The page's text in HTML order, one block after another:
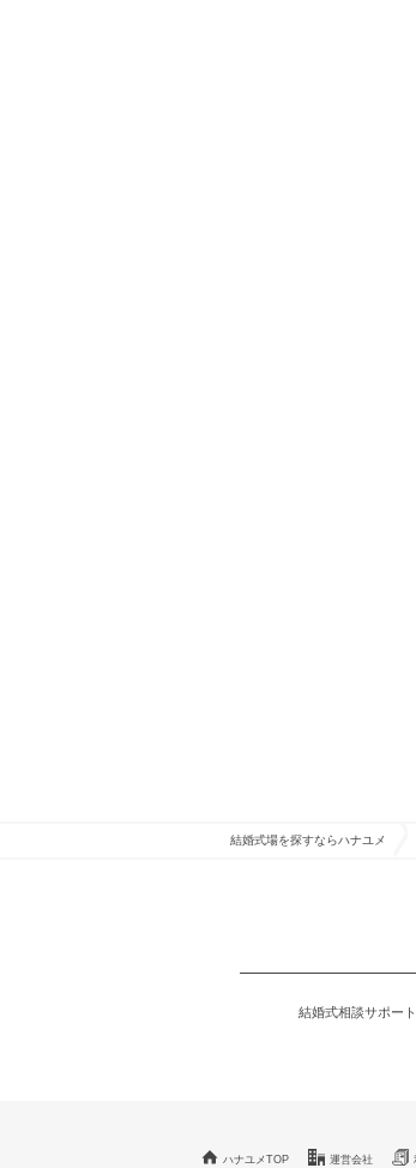
結婚式場を探すならハナユメ
結婚式相談サポート
ハナユメTOP 運営会社